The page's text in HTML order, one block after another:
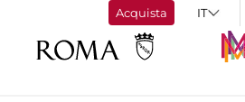
Acquista